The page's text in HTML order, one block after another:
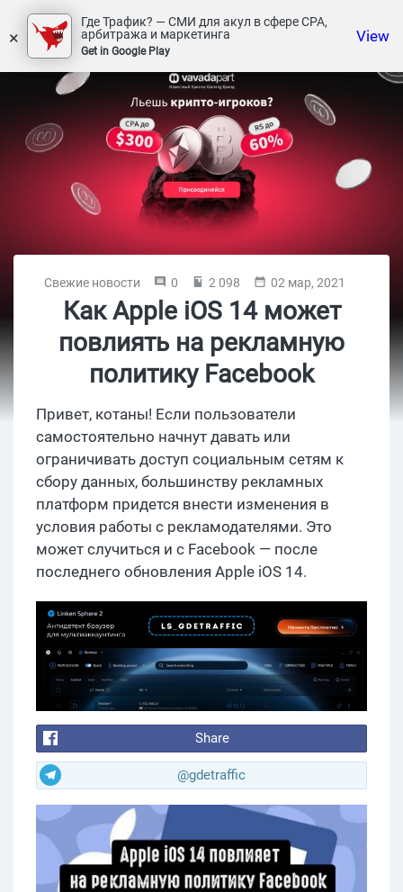
×
Где Трафик? — СМИ для акул в сфере СРА,
арбитража и маркетинга
Get in Google Play
View
Свежие новости 0 2 098 02 мар, 2021
Как Apple iOS 14 может
повлиять на рекламную
политику Facebook
Привет, котаны! Если пользователи
самостоятельно начнут давать или
ограничивать доступ социальным сетям к
сбору данных, большинству рекламных
платформ придется внести изменения в
условия работы с рекламодателями. Это
может случиться и с Facebook — после
последнего обновления Apple iOS 14.
Share
@gdetraffic